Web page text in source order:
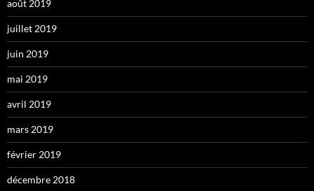
août 2019
juillet 2019
juin 2019
mai 2019
avril 2019
mars 2019
février 2019
décembre 2018